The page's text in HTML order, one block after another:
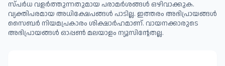
സ്പര്‍ധ വളര്‍ത്തുന്നതുമായ പരാമര്‍ശങ്ങള്‍ ഒഴിവാക്കുക.
വ്യക്തിപരമായ അധിക്ഷേപങ്ങള്‍ പാടില്ല. ഇത്തരം അഭിപ്രായങ്ങള്‍
സൈബര്‍ നിയമപ്രകാരം ശിക്ഷാര്‍ഹമാണ്. വായനക്കാരുടെ
അഭിപ്രായങ്ങള്‍ ഓപ്പൺ മലയാളം ന്യൂസിന്റേതല്ല.